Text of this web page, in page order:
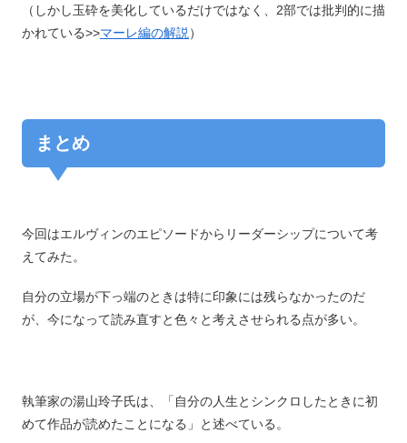
（しかし玉砕を美化しているだけではなく、2部では批判的に描
かれている>>マーレ編の解説）
まとめ
今回はエルヴィンのエピソードからリーダーシップについて考
えてみた。
自分の立場が下っ端のときは特に印象には残らなかったのだ
が、今になって読み直すと色々と考えさせられる点が多い。
執筆家の湯山玲子氏は、「自分の人生とシンクロしたときに初
めて作品が読めたことになる」と述べている。